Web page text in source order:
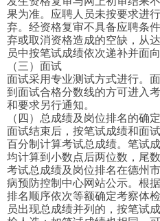
果为准。应聘人员未按要求进
弃。经资格复审不具备应聘条
弃或取消资格造成的空缺，从
员中按笔试成绩依次递补并面向
（三）面试
面试采用专业测试方式进行。
到面试合格分数线的方可进入
和要求另行通知。
（四）总成绩及岗位排名的确定
面试结束后，按笔试成绩和面
百分制计算考试总成绩。笔试
均计算到小数点后两位数，尾数
考试总成绩及岗位排名在德州
病预防控制中心网站公示。根
排名顺序依次等额确定考察体
员出现总成绩并列的，按笔试